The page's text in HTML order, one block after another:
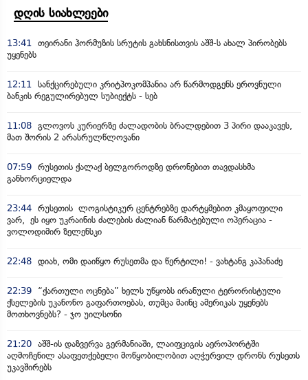
დღის სიახლეები
13:41
თეირანი ჰორმუზის სრუტის გახსნისთვის აშშ-ს ახალ პირობებს
უყენებს
12:11
სანქცირებული კრიტპოკომპანია არ წარმოდგენს ეროვნული
ბანკის რეგულირებულ სუბიექტს - სებ
11:08 გლოვოს კურიერზე ძალადობის ბრალდებით 3 პირი დააკავეს,
მათ შორის 2 არასრულწლოვანი
07:59 რუსეთის ქალაქ ბელგოროდზე დრონებით თავდასხმა
განხორციელდა
23:44 რუსეთის ლოგისტიკურ ცენტრებზე დარტყმებით კმაყოფილი
ვარ, ეს იყო უკრაინის ძალების ძალიან წარმატებული ოპერაცია -
ვოლოდიმირ ზელენსკი
22:48 დიახ, ომი დაიწყო რუსეთმა და წერტილი! - ვახტანგ კაპანაძე
22:39
“ქართული ოცნება” ხელს უწყობს ირანული ტერორისტული
ქსელების უკანონო გაფართოებას, თუმცა მაინც ამერიკას უყენებს
მოთხოვნებს? - ჯო უილსონი
21:20 აშშ-ის დაზვერვა გერმანიაში, ლაიფციგის აეროპორტში
აღმოჩენილ ასაფეთქებელი მოწყობილობით აღჭურვილ დრონს რუსეთს
უკავშირებს